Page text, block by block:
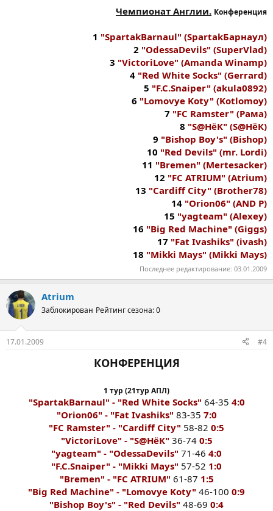
Чемпионат Англии. Конференция
1 "SpartakBarnaul" (SpartakБарнаул)
2 "OdessaDevils" (SuperVlad)
3 "VictoriLove" (Amanda Winamp)
4 "Red White Socks" (Gerrard)
5 "F.C.Snaiper" (akula0892)
6 "Lomovye Koty" (Kotlomoy)
7 "FC Ramster" (Рама)
8 "S@HёК" (S@HёК)
9 "Bishop Boy's" (Bishop)
10 "Red Devils" (mr. Lordi)
11 "Bremen" (Mertesacker)
12 "FC ATRIUM" (Atrium)
13 "Cardiff City" (Brother78)
14 "Orion06" (AND P)
15 "yagteam" (Alexey)
16 "Big Red Machine" (Giggs)
17 "Fat Ivashiks" (ivash)
18 "Mikki Mays" (Mikki Mays)
Последнее редактирование: 03.01.2009
Atrium
Заблокирован Рейтинг сезона: 0
17.01.2009 #4
КОНФЕРЕНЦИЯ​
1 тур (21тур АПЛ)​
"SpartakBarnaul" - "Red White Socks" 64-35 4:0
"Orion06" - "Fat Ivashiks" 83-35 7:0
"FC Ramster" - "Cardiff City" 58-82 0:5
"VictoriLove" - "S@HёК" 36-74 0:5
"yagteam" - "OdessaDevils" 71-46 4:0
"F.C.Snaiper" - "Mikki Mays" 57-52 1:0
"Bremen" - "FC ATRIUM" 61-87 1:5
"Big Red Machine" - "Lomovye Koty" 46-100 0:9
"Bishop Boy's" - "Red Devils" 48-69 0:4